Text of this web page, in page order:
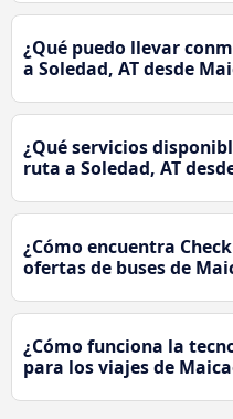
¿Qué puedo llevar
a Soledad, AT desde
¿Qué servicios
ruta a Soledad, AT
¿Cómo encuentra
ofertas de buses de
¿Cómo funciona la
para los viajes de